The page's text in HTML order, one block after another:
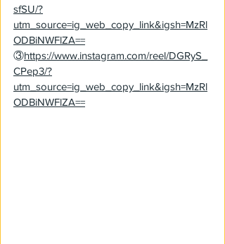
sfSU/?
utm_source=ig_web_copy_link&igsh=MzRl
ODBiNWFlZA==
③https://www.instagram.com/reel/DGRyS_
CPep3/?
utm_source=ig_web_copy_link&igsh=MzRl
ODBiNWFlZA==